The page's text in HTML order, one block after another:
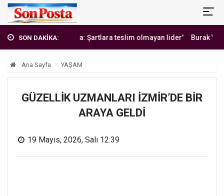
SON DAKİKA:
'Erbakan Hoca: Şartlara teslim olmayan lider' Burak Yılmaz'dan
Ana Sayfa YAŞAM
GÜZELLİK UZMANLARI İZMİR’DE BİR
ARAYA GELDİ
19 Mayıs, 2026, Salı 12:39